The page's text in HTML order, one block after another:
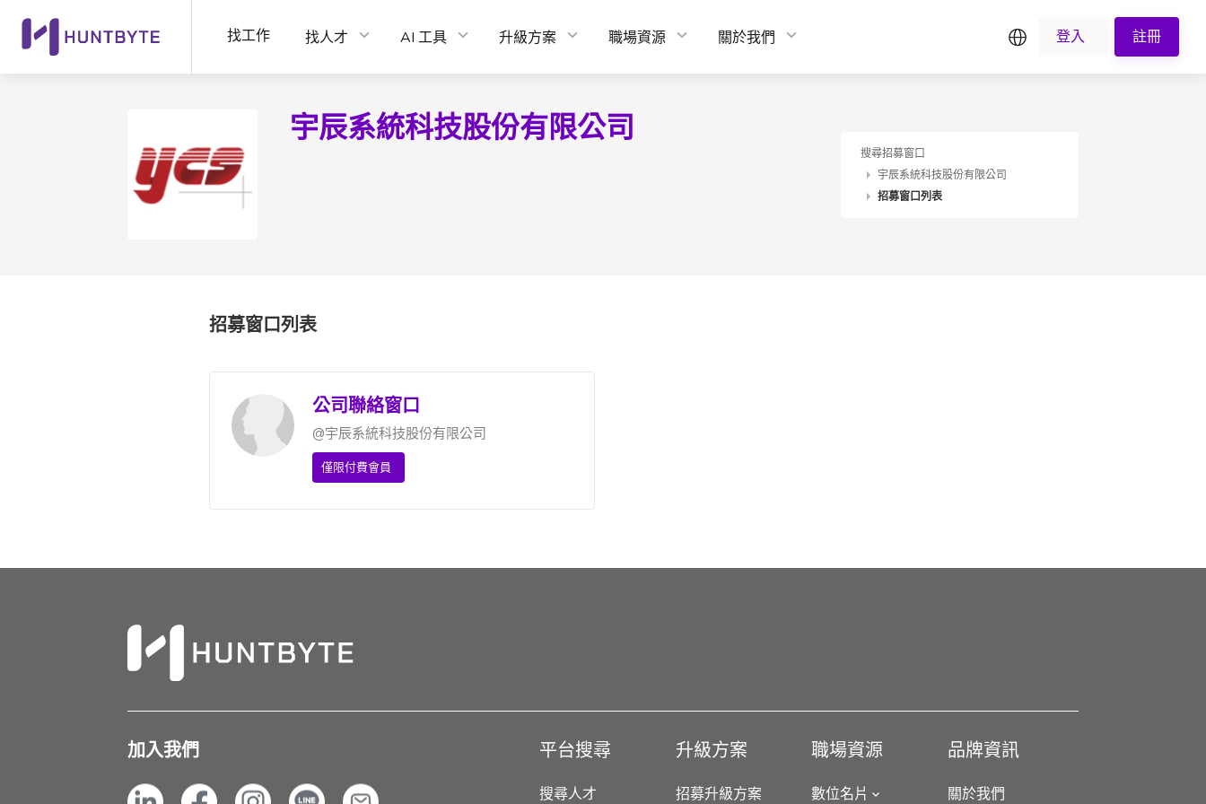
找工作 找人才 AI 工具 升級方案 職場資源 關於我們 繁中登入 註冊
宇辰系統科技股份有限公司
搜尋招募窗口
宇辰系統科技股份有限公司
招募窗口列表
招募窗口列表
公司聯絡窗口
@宇辰系統科技股份有限公司
僅限付費會員
加入我們 平台搜尋
搜尋人才
升級方案
招募升級方案
職場資源
數位名片
品牌資訊
關於我們